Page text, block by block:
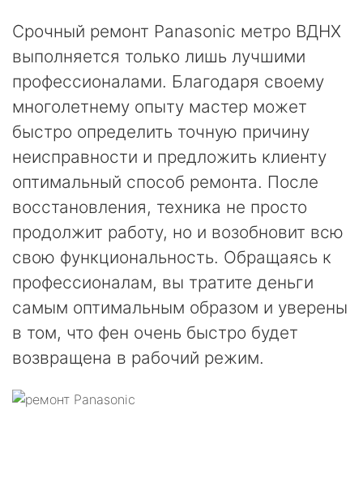
Срочный ремонт Panasonic метро ВДНХ
выполняется только лишь лучшими
профессионалами. Благодаря своему
многолетнему опыту мастер может
быстро определить точную причину
неисправности и предложить клиенту
оптимальный способ ремонта. После
восстановления, техника не просто
продолжит работу, но и возобновит всю
свою функциональность. Обращаясь к
профессионалам, вы тратите деньги
самым оптимальным образом и уверены
в том, что фен очень быстро будет
возвращена в рабочий режим.